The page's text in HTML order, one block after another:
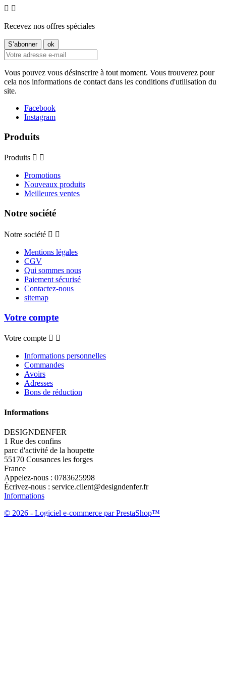
 
Recevez nos offres spéciales
Vous pouvez vous désinscrire à tout moment. Vous trouverez pour
cela nos informations de contact dans les conditions d'utilisation du
site.
Facebook
Instagram
Produits
Produits  
Promotions
Nouveaux produits
Meilleures ventes
Notre société
Notre société  
Mentions légales
CGV
Qui sommes nous
Paiement sécurisé
Contactez-nous
sitemap
Votre compte
Votre compte  
Informations personnelles
Commandes
Avoirs
Adresses
Bons de réduction
Informations
DESIGNDENFER
1 Rue des confins
parc d'activité de la houpette
55170 Cousances les forges
France
Appelez-nous : 0783625998
Écrivez-nous : service.client@designdenfer.fr
Informations
© 2026 - Logiciel e-commerce par PrestaShop™